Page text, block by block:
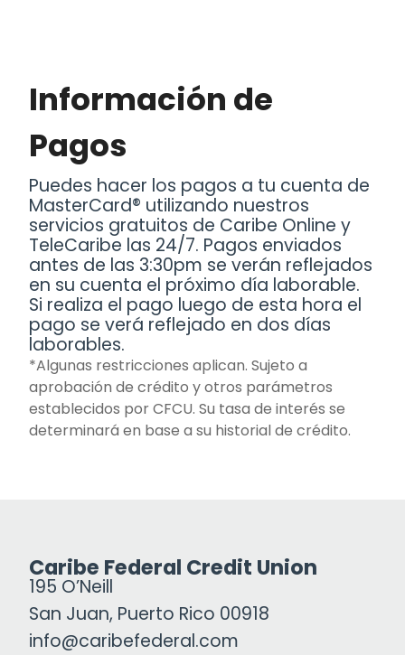
Información de
Pagos
Puedes hacer los pagos a tu cuenta de
MasterCard® utilizando nuestros
servicios gratuitos de Caribe Online y
TeleCaribe las 24/7. Pagos enviados
antes de las 3:30pm se verán reflejados
en su cuenta el próximo día laborable.
Si realiza el pago luego de esta hora el
pago se verá reflejado en dos días
laborables.
*Algunas restricciones aplican. Sujeto a
aprobación de crédito y otros parámetros
establecidos por CFCU. Su tasa de interés se
determinará en base a su historial de crédito.
Caribe Federal Credit Union
195 O’Neill
San Juan, Puerto Rico 00918
info@caribefederal.com